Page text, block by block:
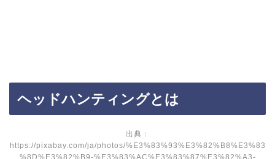
ヘッドハンティングとは
出典：
https://pixabay.com/ja/photos/%E3%83%93%E3%82%B8%E3%83
%8D%E3%82%B9-%E3%83%AC%E3%83%87%E3%82%A3-